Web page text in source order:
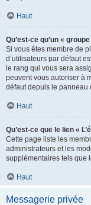
Haut
Qu’est-ce qu’un «
Si vous êtes membre de
d’utilisateurs par défaut
le rang qui vous sera
peuvent vous autoriser à
défaut depuis le panneau
Haut
Qu’est-ce que le lien «
Cette page liste les
administrateurs et les
supplémentaires tels que
Haut
Messagerie privée